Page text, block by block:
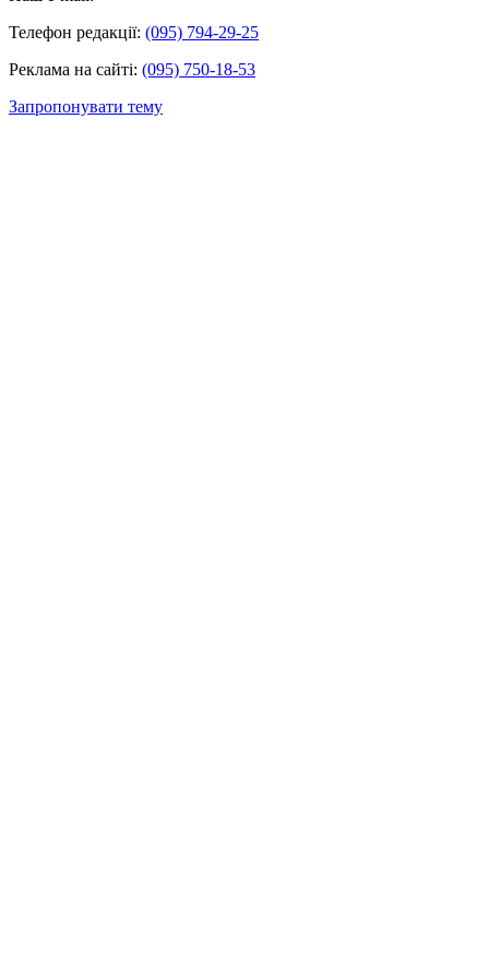
Телефон редакції: (095) 794-29-25
Реклама на сайті: (095) 750-18-53
Запропонувати тему